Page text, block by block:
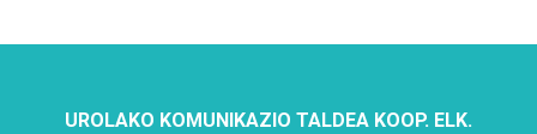
UROLAKO KOMUNIKAZIO TALDEA KOOP. ELK.